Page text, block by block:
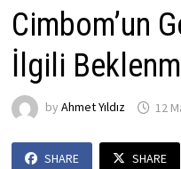
Cimbom’un
İlgili
by Ahmet Yıldız 12
SHARE SHARE